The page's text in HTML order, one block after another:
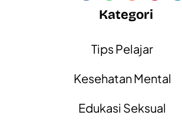
Kategori
Tips Pelajar
Kesehatan Mental
Edukasi Seksual